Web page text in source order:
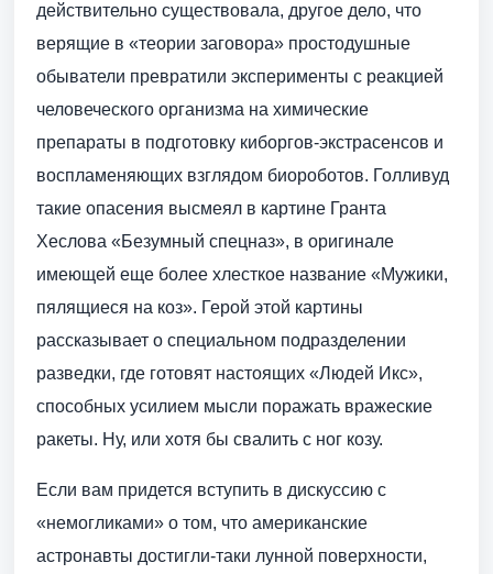
действительно существовала, другое дело, что
верящие в «теории заговора» простодушные
обыватели превратили эксперименты с реакцией
человеческого организма на химические
препараты в подготовку киборгов-экстрасенсов и
воспламеняющих взглядом биороботов. Голливуд
такие опасения высмеял в картине Гранта
Хеслова «Безумный спецназ», в оригинале
имеющей еще более хлесткое название «Мужики,
пялящиеся на коз». Герой этой картины
рассказывает о специальном подразделении
разведки, где готовят настоящих «Людей Икс»,
способных усилием мысли поражать вражеские
ракеты. Ну, или хотя бы свалить с ног козу.
Если вам придется вступить в дискуссию с
«немогликами» о том, что американские
астронавты достигли-таки лунной поверхности,